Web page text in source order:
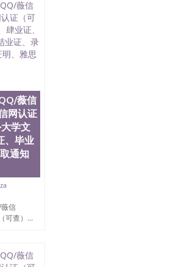
户付
成品
、真实
馆认
农业
发
课程
美
材料
机械
，给
，公
认收
：水
，温
，
，
质，
薇信
网认证
学文
、毕业
通知
信
可查）...